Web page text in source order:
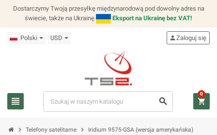
Dostarczymy Twoją przesyłkę międzynarodową pod dowolny adres na
świecie, także na Ukrainę
Eksport na Ukrainę bez VAT!
Polski USD
view_headline search
personZaloguj się
shopping_cart
0
chevron_right Telefony satelitarne chevron_right Iridium 9575-GSA (wersja amerykańska)